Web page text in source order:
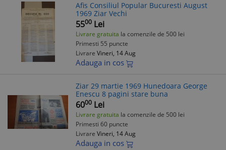
Afis Consiliul Popular Bucuresti August
1969 Ziar Vechi
5500 Lei
Livrare gratuita la comenzile de 500 lei
Primesti 55 puncte
Livrare Vineri, 14 Aug
Adauga in cos
Ziar 29 martie 1969 Hunedoara George
Enescu 8 pagini stare buna
6000 Lei
Livrare gratuita la comenzile de 500 lei
Primesti 60 puncte
Livrare Vineri, 14 Aug
Adauga in cos